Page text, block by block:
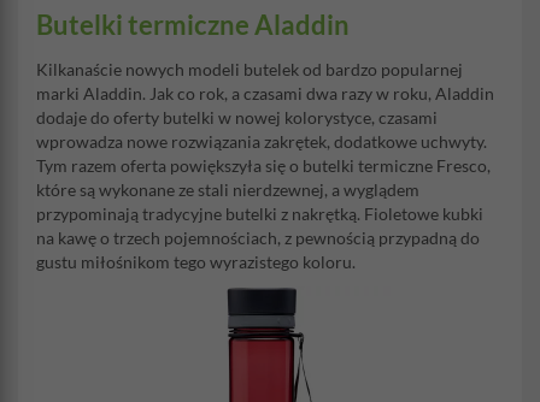
Butelki termiczne Aladdin
Kilkanaście nowych modeli butelek od bardzo popularnej
marki Aladdin. Jak co rok, a czasami dwa razy w roku, Aladdin
dodaje do oferty butelki w nowej kolorystyce, czasami
wprowadza nowe rozwiązania zakrętek, dodatkowe uchwyty.
Tym razem oferta powiększyła się o butelki termiczne Fresco,
które są wykonane ze stali nierdzewnej, a wyglądem
przypominają tradycyjne butelki z nakrętką. Fioletowe kubki
na kawę o trzech pojemnościach, z pewnością przypadną do
gustu miłośnikom tego wyrazistego koloru.